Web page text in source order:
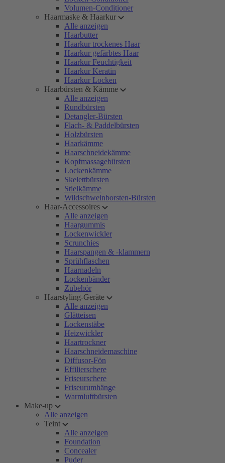
Volumen-Conditioner
Haarmaske & Haarkur
Alle anzeigen
Haarbutter
Haarkur trockenes Haar
Haarkur gefärbtes Haar
Haarkur Feuchtigkeit
Haarkur Keratin
Haarkur Locken
Haarbürsten & Kämme
Alle anzeigen
Rundbürsten
Detangler-Bürsten
Flach- & Paddelbürsten
Holzbürsten
Haarkämme
Haarschneidekämme
Kopfmassagebürsten
Lockenkämme
Skelettbürsten
Stielkämme
Wildschweinborsten-Bürsten
Haar-Accessoires
Alle anzeigen
Haargummis
Lockenwickler
Scrunchies
Haarspangen & -klammern
Sprühflaschen
Haarnadeln
Lockenbänder
Zubehör
Haarstyling-Geräte
Alle anzeigen
Glätteisen
Lockenstäbe
Heizwickler
Haartrockner
Haarschneidemaschine
Diffusor-Fön
Effilierschere
Friseurschere
Friseurumhänge
Warmluftbürsten
Make-up
Alle anzeigen
Teint
Alle anzeigen
Foundation
Concealer
Puder